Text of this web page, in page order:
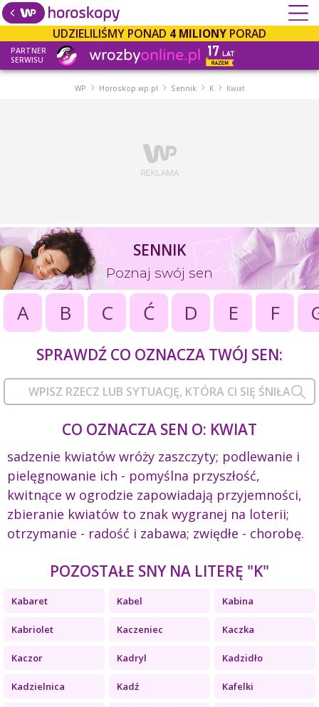
UDZIELILIŚMY PONAD 4 MILIONY PORAD
PARTNER
SERWISU
WP Horoskop.wp.pl Sennik K Kwiat
SENNIK
Poznaj swój sen
A B C Ć D E F
SPRAWDŹ CO OZNACZA TWÓJ SEN:
CO OZNACZA SEN O: KWIAT
sadzenie kwiatów wróży zaszczyty; podlewanie i
pielęgnowanie ich - pomyślna przyszłość,
kwitnące w ogrodzie zapowiadają przyjemności,
zbieranie kwiatów to znak wygranej na loterii;
otrzymanie - radość i zabawa; zwiędłe - chorobę.
POZOSTAŁE SNY NA LITERĘ "K"
Kabaret Kabel Kabina
Kabriolet Kaczeniec Kaczka
Kaczor Kadryl Kadzidło
Kadzielnica Kadź Kafelki